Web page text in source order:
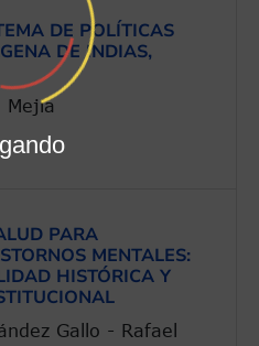
DE POLÍTICAS
DE INDIAS,
Mejía
PARA
MENTALES:
HISTÓRICA Y
Gallo - Rafael